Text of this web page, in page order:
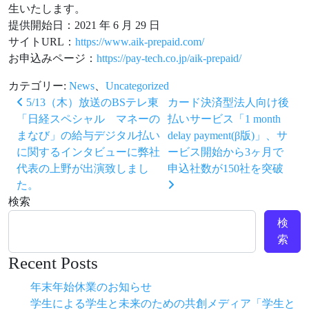
生いたします。
提供開始日：2021 年 6 月 29 日
サイトURL： https://www.aik-prepaid.com/
お申込みページ： https://pay-tech.co.jp/aik-prepaid/
カテゴリー: News Uncategorized
投稿ナビゲーション
5/13（木）放送のBSテレ東
「日経スペシャル マネーの
まなび」の給与デジタル払い
に関するインタビューに弊社
代表の上野が出演致しまし
た。
カード決済型法⼈向け後
払いサービス「1 month
delay payment(β版)」、サ
ービス開始から3ヶ⽉で
申込社数が150社を突破
検索
検
索
Recent Posts
年末年始休業のお知らせ
学生による学生と未来のための共創メディア「学生と